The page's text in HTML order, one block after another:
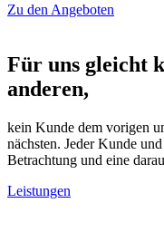
Zu den Angeboten
Für uns gleicht
anderen,
kein Kunde dem vorigen
nächsten. Jeder Kunde
Betrachtung und eine
Leistungen